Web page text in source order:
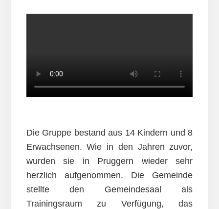
Die Gruppe bestand aus 14 Kindern und 8
Erwachsenen. Wie in den Jahren zuvor,
wurden sie in Pruggern wieder sehr
herzlich aufgenommen. Die Gemeinde
stellte den Gemeindesaal als
Trainingsraum zu Verfügung, das